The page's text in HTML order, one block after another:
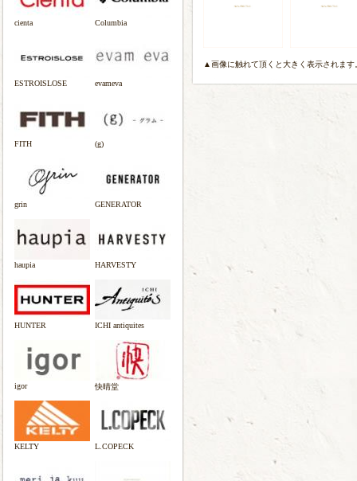
cienta Columbia
ESTROISLOSE evameva
FITH (g)
grin GENERATOR
haupia HARVESTY
HUNTER ICHI antiquites
igor 快晴堂
KELTY L.COPECK
▲画像に触れて頂くと大きく表示されます